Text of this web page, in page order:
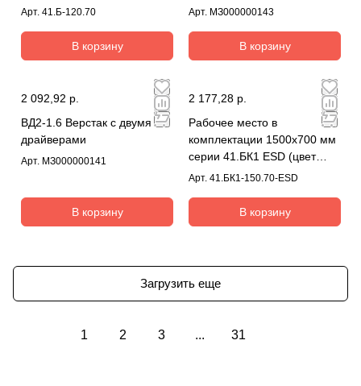
Арт. 41.Б-120.70
В корзину
Арт. МЗ000000143
В корзину
2 092,92 р.
ВД2-1.6 Верстак с двумя
драйверами
Арт. МЗ000000141
В корзину
2 177,28 р.
Рабочее место в
комплектации 1500х700 мм
серии 41.БК1 ESD (цвет
RAL7035) + 41А.СВ-120 ESD
Арт. 41.БК1-150.70-ESD
В корзину
Загрузить еще
1 2 3 ... 31